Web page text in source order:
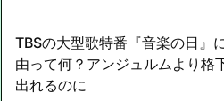
TBSの大型歌特番『音楽の日』
由って何？アンジュルムより格
出れるのに